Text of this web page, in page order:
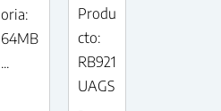
oria:
64MB
...
Produ
cto:
RB921
UAGS